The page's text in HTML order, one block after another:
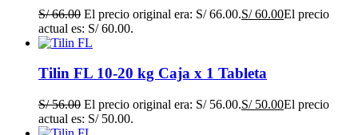
S/66.00 El precio original era: S/ 66.00.S/60.00El precio
actual es: S/ 60.00.
Tilin FL 10-20 kg Caja x 1 Tableta
S/56.00 El precio original era: S/ 56.00.S/50.00El precio
actual es: S/ 50.00.